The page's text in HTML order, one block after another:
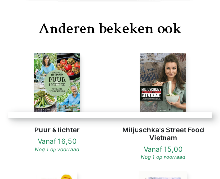
Amsterdam, Turijn, Gent en Brussel.
Bovendien toont Christine in veertig
heerlijke en inspirerende recepten wat
je met al dat lekkers in de keuken kunt
doen: een prachtig boek voor city
trippers én foodies!
Anderen bekeken ook
Puur & lichter
Vanaf 16,50
Nog 1 op voorraad
Miljuschka's Street Food
Vietnam
Vanaf 15,00
Nog 1 op voorraad